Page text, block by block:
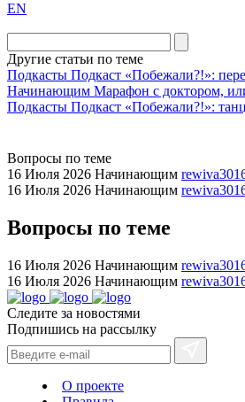
the
division
agent
watch
replica
showcases
swiss
replica
watches
+maserati
online
for
cheap
sale.
https://ylfactoryrolex.com/
hilarity
exceptional
EN
Другие статьи по теме
Подкасты Подкаст «Побежали?!»:
Начинающим Марафон с доктором,
Подкасты Подкаст «Побежали?!»:
Вопросы по теме
16 Июля 2026 Начинающим
16 Июля 2026 Начинающим
Вопросы по теме
16 Июля 2026 Начинающим
16 Июля 2026 Начинающим
Следите за новостями
Подпишись на рассылку
О проекте